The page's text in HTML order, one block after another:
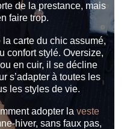
de la prestance, mais
faire trop.
carte du chic assumé,
confort stylé. Oversize,
en cuir, il se décline
s’adapter à toutes les
les styles de vie.
adopter la veste
hiver, sans faux pas,